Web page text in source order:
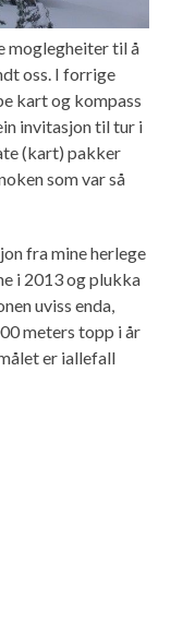
moglegheiter til å
oss. I forrige
kart og kompass
invitasjon til tur i
(kart) pakker
som var så
fra mine herlege
i 2013 og plukka
uviss enda,
meters topp i år
er iallefall